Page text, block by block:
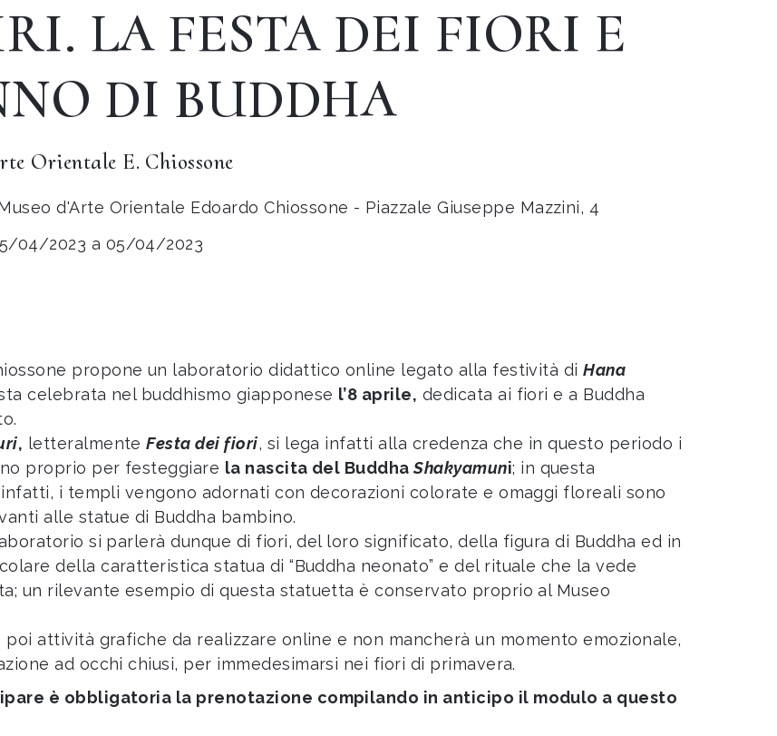
LA FESTA DEI FIORI E
DI BUDDHA
Orientale E. Chiossone
d'Arte Orientale Edoardo Chiossone - Piazzale Giuseppe Mazzini, 4
04/2023 a 05/04/2023
propone un laboratorio didattico online legato alla festività diHana
celebrata nel buddhismo giapponese l’8 aprile, dedicata ai fiori e a Buddha
, letteralmenteFesta dei fiori, si lega infatti alla credenza che in questo periodo i
proprio per festeggiare la nascita del BuddhaShakyamuni; in questa
i templi vengono adornati con decorazioni colorate e omaggi floreali sono
alle statue di Buddha bambino.
si parlerà dunque di fiori, del loro significato, della figura di Buddha ed in
della caratteristica statua di “Buddha neonato” e del rituale che la vede
un rilevante esempio di questa statuetta è conservato proprio al Museo
poi attività grafiche da realizzare online e non mancherà un momento emozionale,
ad occhi chiusi, per immedesimarsi nei fiori di primavera.
è obbligatoria la prenotazione compilando in anticipo il modulo a questo